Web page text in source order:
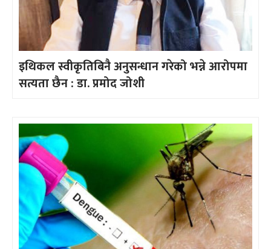
इथिकल स्वीकृतिबिनै अनुसन्धान गरेको भन्ने आरोपमा
सत्यता छैन : डा. प्रमोद जोशी